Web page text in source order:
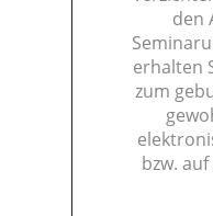
den
erhalten
zum
bzw.